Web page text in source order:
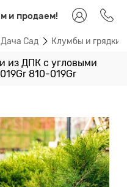
и продаем!
Дача Сад Клумбы и грядки
из ДПК с угловыми
810-019Gr